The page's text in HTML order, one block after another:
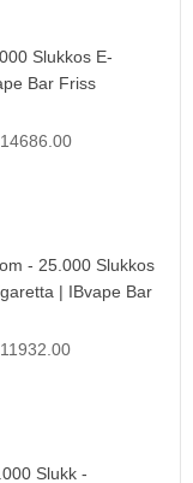
Slukkos E-
Bar Friss
- 25.000 Slukkos
| IBvape Bar
Slukk -